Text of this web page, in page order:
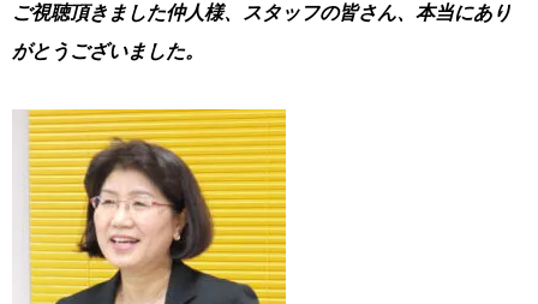
親御様から始める婚活 プラチナ倶楽部
ご視聴頂きました仲人様、スタッフの皆さん、本当にあり
がとうございました。